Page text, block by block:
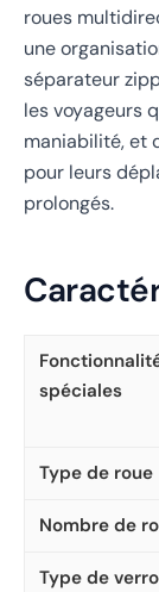
roues
une
séparateur
les voyageurs
maniabilité, et
pour leurs
prolongés.
spéciales
Type de roue
Nombre de
Type de